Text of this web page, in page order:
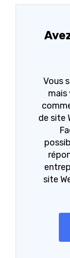
Vous
mais
de site
site